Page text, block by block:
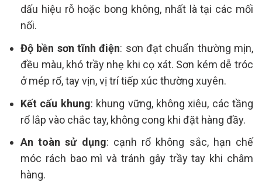
dấu hiệu rỗ hoặc bong không, nhất là tại các mối
nối.
Độ bền sơn tĩnh điện: sơn đạt chuẩn thường mịn,
đều màu, khó trầy nhẹ khi cọ xát. Sơn kém dễ tróc
ở mép rổ, tay vịn, vị trí tiếp xúc thường xuyên.
Kết cấu khung: khung vững, không xiêu, các tầng
rổ lắp vào chắc tay, không cong khi đặt hàng đầy.
An toàn sử dụng: cạnh rổ không sắc, hạn chế
móc rách bao mì và tránh gây trầy tay khi châm
hàng.